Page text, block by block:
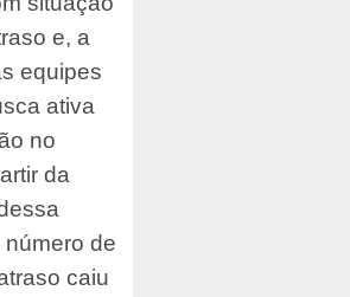
e, a
equipes
ativa
no
da
de
caiu